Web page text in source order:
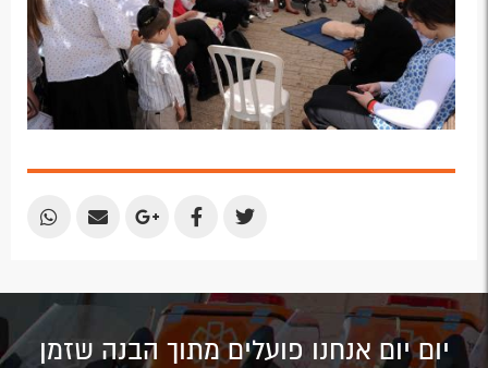
Share
Share
Share
Share
Share
יום יום אנחנו פועלים מתוך הבנה שזמן